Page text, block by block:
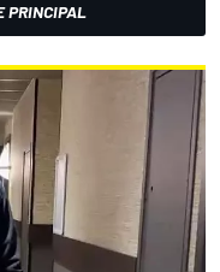
PRINCIPAL